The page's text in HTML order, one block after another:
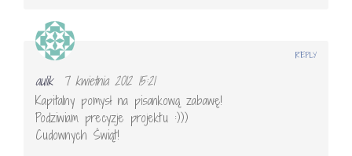
aulik
7 kwietnia 2012 15:21
Kapitalny pomysł na pisankową zabawę!
Podziwiam precyzje projektu :)))
Cudownych Świąt!
REPLY